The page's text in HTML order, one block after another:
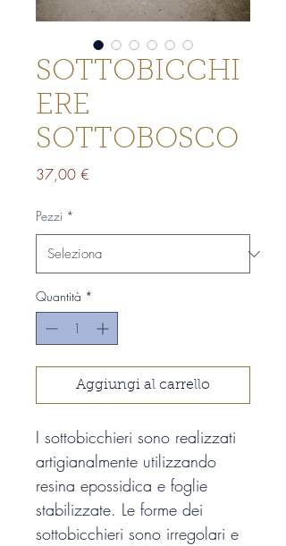
SOTTOBICCHI
ERE
SOTTOBOSCO
37,00 €
Pezzi *
Quantità *
Aggiungi al carrello
I sottobicchieri sono realizzati
artigianalmente utilizzando
resina epossidica e foglie
stabilizzate. Le forme dei
sottobicchieri sono irregolari e